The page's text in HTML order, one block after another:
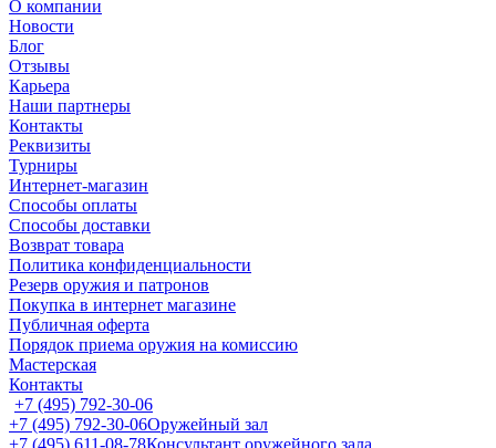
О компании
Новости
Блог
Отзывы
Карьера
Наши партнеры
Контакты
Реквизиты
Турниры
Интернет-магазин
Способы оплаты
Способы доставки
Возврат товара
Политика конфиденциальности
Резерв оружия и патронов
Покупка в интернет магазине
Публичная оферта
Порядок приема оружия на комиссию
Мастерская
Контакты
+7 (495) 792-30-06
+7 (495) 792-30-06Оружейный зал
+7 (495) 611-08-78Консультант оружейного зала